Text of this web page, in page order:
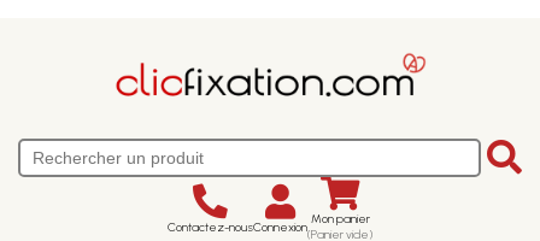
Contactez-nousConnexion Mon panier
(Panier vide)